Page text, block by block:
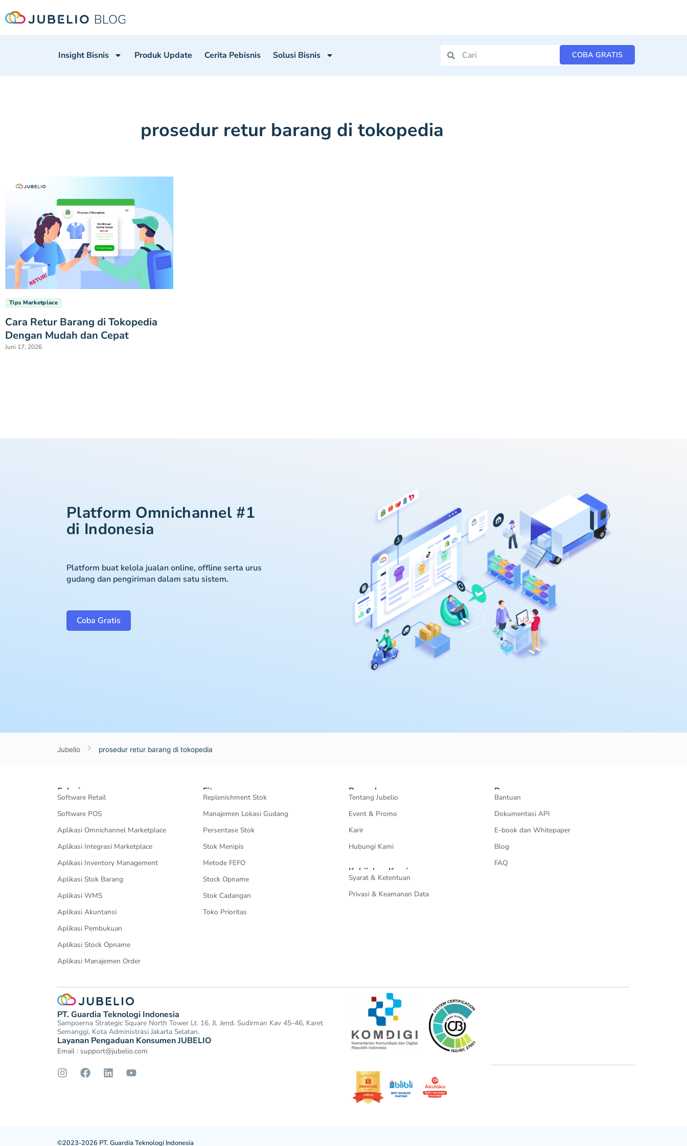
Insight Bisnis Produk Update Cerita Pebisnis Solusi Bisnis COBA GRATIS
prosedur retur barang di tokopedia
Tips Marketplace
Cara Retur Barang di Tokopedia
Dengan Mudah dan Cepat
Juni 17, 2026
Platform Omnichannel #1
di Indonesia
Platform buat kelola jualan online, offline serta urus
gudang dan pengiriman dalam satu sistem.
Coba Gratis
Jubelio prosedur retur barang di tokopedia
Solusi
Software Retail
Software POS
Aplikasi Omnichannel Marketplace
Aplikasi Integrasi Marketplace
Aplikasi Inventory Management
Aplikasi Stok Barang
Aplikasi WMS
Aplikasi Akuntansi
Aplikasi Pembukuan
Aplikasi Stock Opname
Aplikasi Manajemen Order
Fitur
Replenishment Stok
Manajemen Lokasi Gudang
Persentase Stok
Stok Menipis
Metode FEFO
Stock Opname
Stok Cadangan
Toko Prioritas
Perusahaan
Tentang Jubelio
Event & Promo
Karir
Hubungi Kami
Kebijakan Kami
Syarat & Ketentuan
Privasi & Keamanan Data
Resources
Bantuan
Dokumentasi API
E-book dan Whitepaper
Blog
FAQ
PT. Guardia Teknologi Indonesia
Sampoerna Strategic Square North Tower Lt. 16, Jl. Jend. Sudirman Kav 45-46, Karet
Semanggi, Kota Administrasi Jakarta Selatan.
Layanan Pengaduan Konsumen JUBELIO
Email : support@jubelio.com
©2023-2026 PT. Guardia Teknologi Indonesia